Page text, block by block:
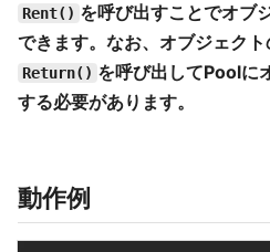
Rent() を呼び出すことでオブ
できます。なお、オブジェク
Return() を呼び出してPoolに
する必要があります。
動作例